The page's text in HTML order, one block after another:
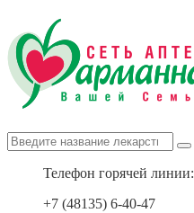
Телефон горячей линии:
+7 (48135) 6-40-47